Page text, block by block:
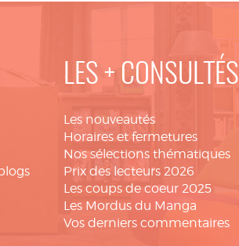
LES + CONSULTÉS
Les nouveautés
Horaires et fermetures
Nos sélections thématiques
Prix des lecteurs 2026
Les coups de coeur 2025
Les Mordus du Manga
Vos derniers commentaires